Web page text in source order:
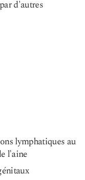
d'autres
lymphatiques au
l'aine